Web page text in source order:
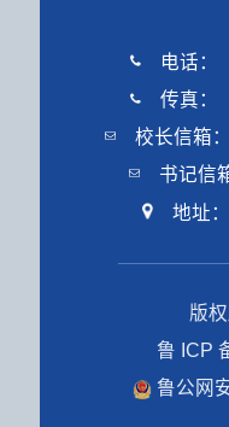
电话：
传真：
校长信箱
书记信
地址
版
鲁 ICP
鲁公网